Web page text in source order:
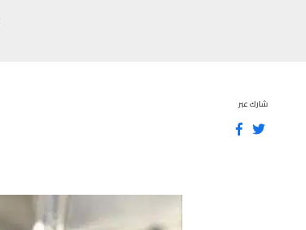
شارك عبر